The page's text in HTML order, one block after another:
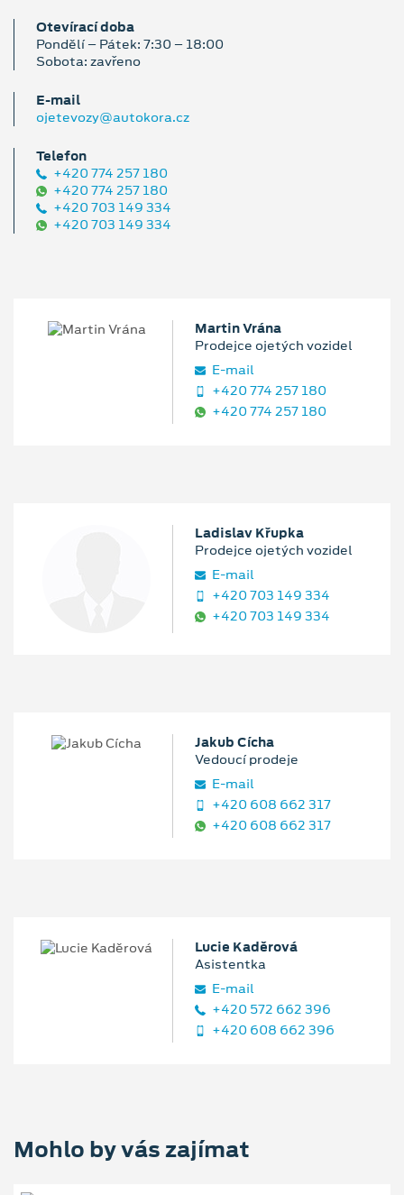
Otevírací doba
Pondělí – Pátek: 7:30 – 18:00
Sobota: zavřeno
E‑mail
ojetevozy@autokora.cz
Telefon
+420 774 257 180
+420 774 257 180
+420 703 149 334
+420 703 149 334
Martin Vrána
Prodejce ojetých vozidel
E‑mail
+420 774 257 180
+420 774 257 180
Ladislav Křupka
Prodejce ojetých vozidel
E‑mail
+420 703 149 334
+420 703 149 334
Jakub Cícha
Vedoucí prodeje
E‑mail
+420 608 662 317
+420 608 662 317
Lucie Kaděrová
Asistentka
E‑mail
+420 572 662 396
+420 608 662 396
Mohlo by vás zajímat